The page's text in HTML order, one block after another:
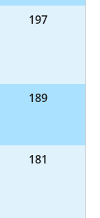
197
189
181